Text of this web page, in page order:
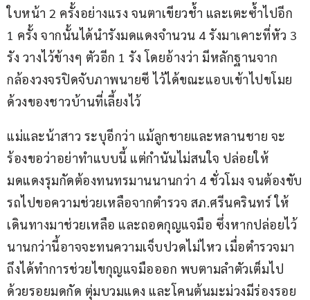
ใบหน้า 2 ครั้งอย่างแรง จนตาเขียวช้ำ และเตะซ้ำไปอีก
1 ครั้ง จากนั้นได้นำรังมดแดงจำนวน 4 รังมาเคาะที่หัว 3
รัง วางไว้ข้างๆ ตัวอีก 1 รัง โดยอ้างว่า มีหลักฐานจาก
กล้องวงจรปิดจับภาพนายซี ไว้ได้ขณะแอบเข้าไปขโมย
ด้วงของชาวบ้านที่เลี้ยงไว้
แม่และน้าสาว ระบุอีกว่า แม้ลูกชายและหลานชาย จะ
ร้องขอว่าอย่าทำแบบนี้ แต่กำนันไม่สนใจ ปล่อยให้
มดแดงรุมกัดต้องทนทรมานนานกว่า 4 ชั่วโมง จนต้องขับ
รถไปขอความช่วยเหลือจากตำรวจ สภ.ศรีนครินทร์ ให้
เดินทางมาช่วยเหลือ และถอดกุญแจมือ ซึ่งหากปล่อยไว้
นานกว่านี้อาจจะทนความเจ็บปวดไม่ไหว เมื่อตำรวจมา
ถึงได้ทำการช่วยไขกุญแจมือออก พบตามลำตัวเต็มไป
ด้วยรอยมดกัด ตุ่มบวมแดง และโคนต้นมะม่วงมีร่องรอย